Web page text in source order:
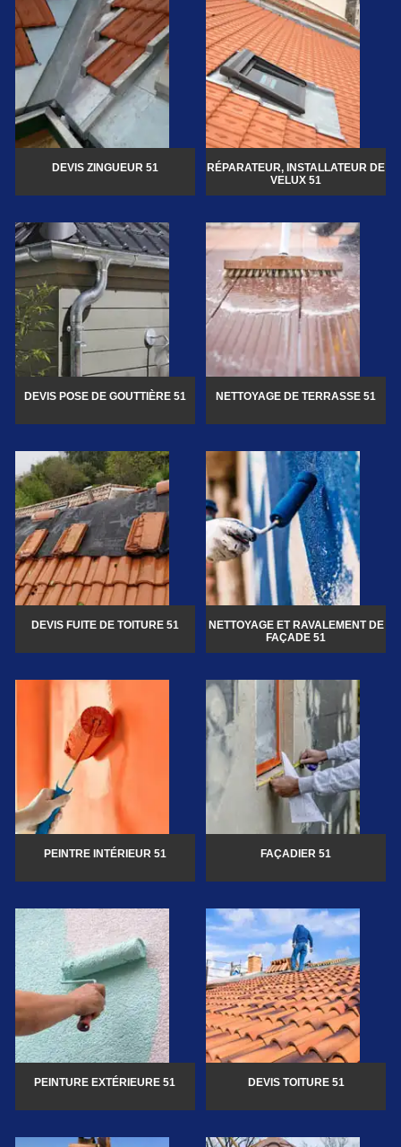
DEVIS ZINGUEUR 51
RÉPARATEUR, INSTALLATEUR DE
VELUX 51
DEVIS POSE DE GOUTTIÈRE 51 NETTOYAGE DE TERRASSE 51
DEVIS FUITE DE TOITURE 51
NETTOYAGE ET RAVALEMENT DE
FAÇADE 51
PEINTRE INTÉRIEUR 51 FAÇADIER 51
PEINTURE EXTÉRIEURE 51 DEVIS TOITURE 51